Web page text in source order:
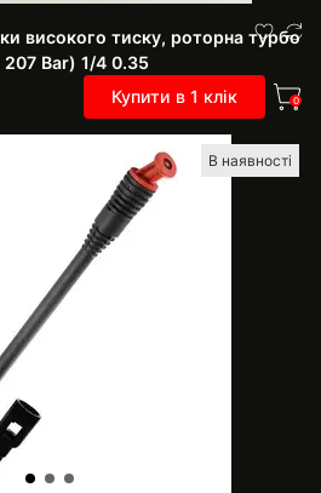
високого тиску, роторна турбо
207 Bar) 1/4 0.35
Купити в 1 клік 0
В наявності